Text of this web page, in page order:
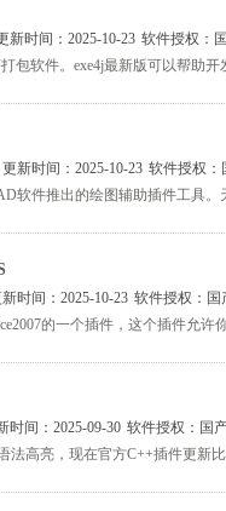
新时间：2025-10-23 软件授权：
更新时间：2025-10-23 软件授权：
时间：2025-10-23 软件授权： 国
时间：2025-09-30 软件授权： 国